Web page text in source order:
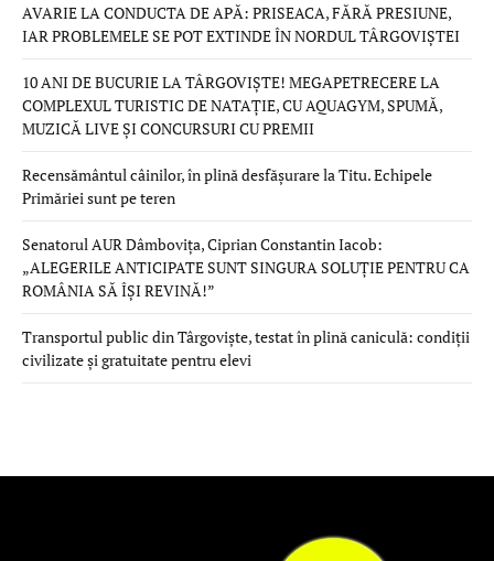
AVARIE LA CONDUCTA DE APĂ: PRISEACA, FĂRĂ PRESIUNE,
IAR PROBLEMELE SE POT EXTINDE ÎN NORDUL TÂRGOVIȘTEI
10 ANI DE BUCURIE LA TÂRGOVIȘTE! MEGAPETRECERE LA
COMPLEXUL TURISTIC DE NATAȚIE, CU AQUAGYM, SPUMĂ,
MUZICĂ LIVE ȘI CONCURSURI CU PREMII
Recensământul câinilor, în plină desfășurare la Titu. Echipele
Primăriei sunt pe teren
Senatorul AUR Dâmbovița, Ciprian Constantin Iacob:
„ALEGERILE ANTICIPATE SUNT SINGURA SOLUȚIE PENTRU CA
ROMÂNIA SĂ ÎȘI REVINĂ!”
Transportul public din Târgoviște, testat în plină caniculă: condiții
civilizate și gratuitate pentru elevi